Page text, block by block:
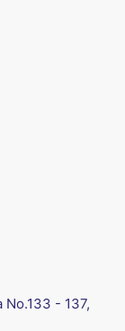
No.133 - 137,